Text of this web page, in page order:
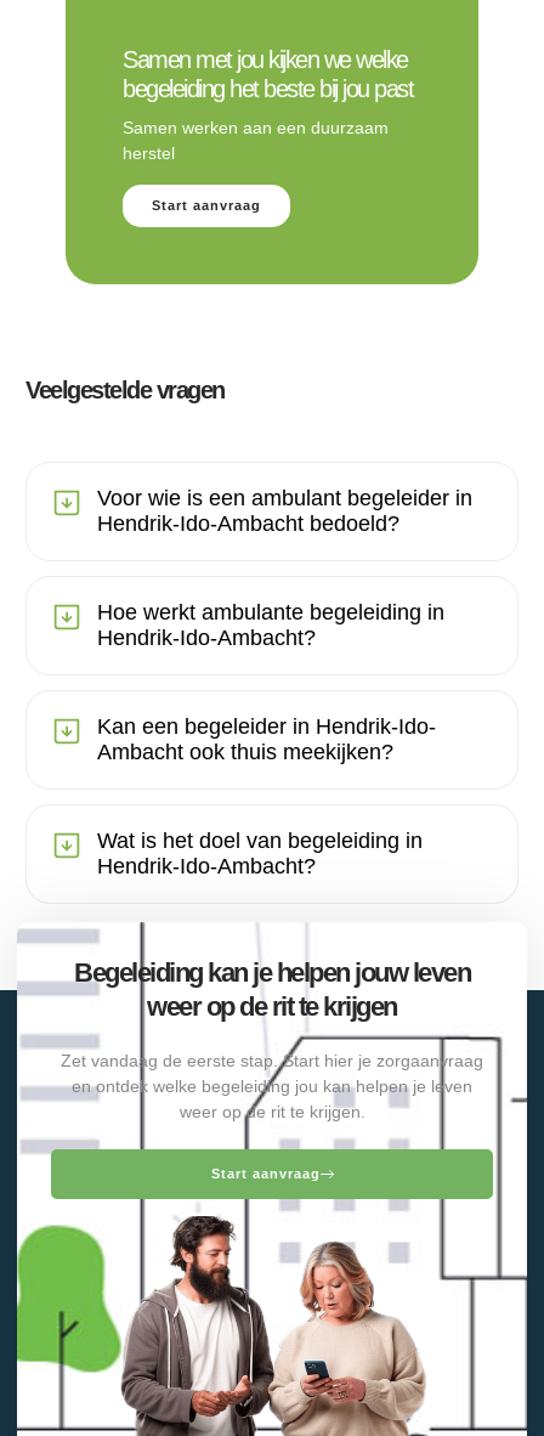
Samen met jou kijken we welke
begeleiding het beste bij jou past
Samen werken aan een duurzaam
herstel
Start aanvraag
Veelgestelde vragen
Voor wie is een ambulant begeleider in
Hendrik-Ido-Ambacht bedoeld?
Hoe werkt ambulante begeleiding in
Hendrik-Ido-Ambacht?
Kan een begeleider in Hendrik-Ido-
Ambacht ook thuis meekijken?
Wat is het doel van begeleiding in
Hendrik-Ido-Ambacht?
Begeleiding kan je helpen jouw leven
weer op de rit te krijgen
Zet vandaag de eerste stap. Start hier je zorgaanvraag
en ontdek welke begeleiding jou kan helpen je leven
weer op de rit te krijgen.
Start aanvraag